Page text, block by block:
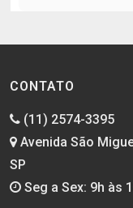
CONTATO
(11) 2574-3395
Avenida São
SP
Seg a Sex: 9h às